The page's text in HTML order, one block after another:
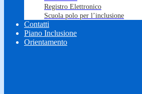
Registro Elettronico
Scuola polo per l’inclusione
Contatti
Piano Inclusione
Orientamento